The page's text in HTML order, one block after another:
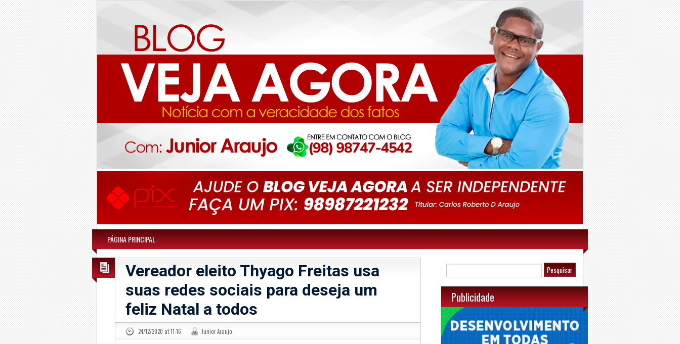
PÁGINA PRINCIPAL
Vereador eleito Thyago Freitas usa
suas redes sociais para deseja um
feliz Natal a todos
24/12/2020 at 11:16 Junior Araujo
Publicidade